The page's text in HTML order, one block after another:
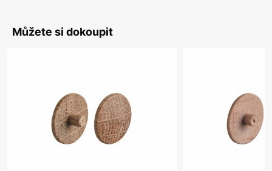
Můžete si dokoupit